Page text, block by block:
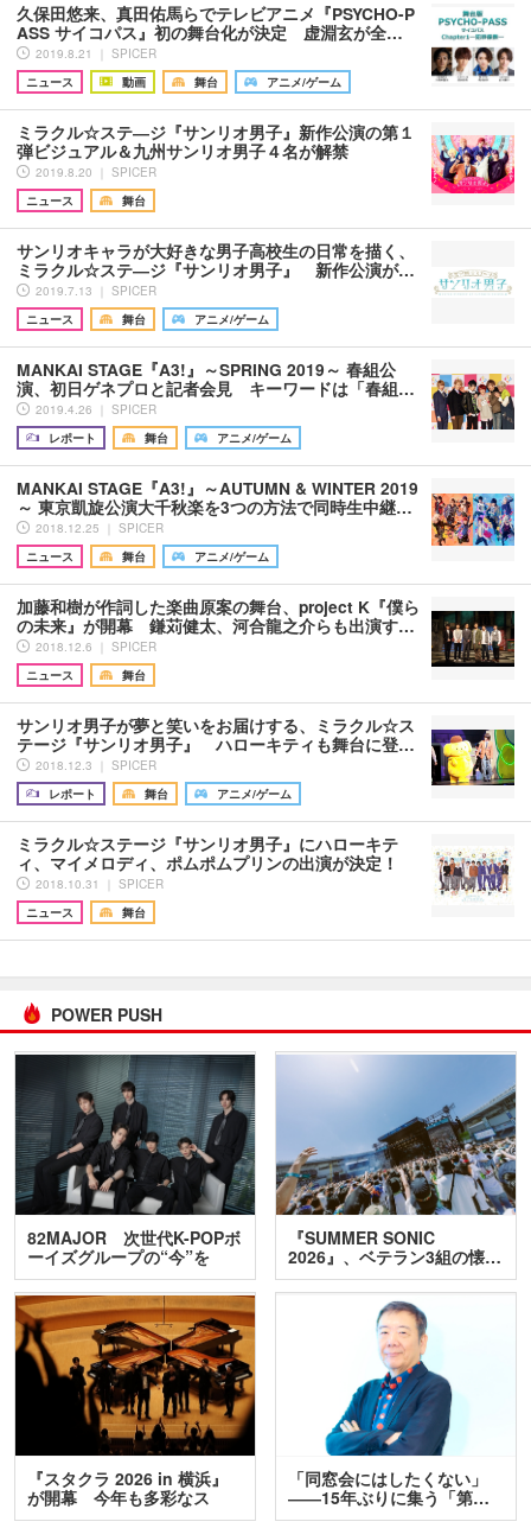
久保田悠来、真田佑馬らでテレビアニメ『PSYCHO-P
ASS サイコパス』初の舞台化が決定 虚淵玄が全…
2019.8.21 ｜ SPICER
ニュース
動画 舞台 アニメ/ゲーム
ミラクル☆ステ―ジ『サンリオ男子』新作公演の第１
弾ビジュアル＆九州サンリオ男子４名が解禁
2019.8.20 ｜ SPICER
ニュース
舞台
サンリオキャラが大好きな男子高校生の日常を描く、
ミラクル☆ステ―ジ『サンリオ男子』 新作公演が…
2019.7.13 ｜ SPICER
ニュース
舞台 アニメ/ゲーム
MANKAI STAGE『A3!』～SPRING 2019～ 春組公
演、初日ゲネプロと記者会見 キーワードは「春組…
2019.4.26 ｜ SPICER
レポート
舞台 アニメ/ゲーム
MANKAI STAGE『A3!』～AUTUMN & WINTER 2019
～ 東京凱旋公演大千秋楽を3つの方法で同時生中継…
2018.12.25 ｜ SPICER
ニュース
舞台 アニメ/ゲーム
加藤和樹が作詞した楽曲原案の舞台、project K『僕ら
の未来』が開幕 鎌苅健太、河合龍之介らも出演す…
2018.12.6 ｜ SPICER
ニュース
舞台
サンリオ男子が夢と笑いをお届けする、ミラクル☆ス
テージ『サンリオ男子』 ハローキティも舞台に登…
2018.12.3 ｜ SPICER
レポート
舞台 アニメ/ゲーム
ミラクル☆ステージ『サンリオ男子』にハローキテ
ィ、マイメロディ、ポムポムプリンの出演が決定！
2018.10.31 ｜ SPICER
ニュース
舞台
POWER PUSH
82MAJOR 次世代K-POPボ
ーイズグループの“今”を
訊…
『SUMMER SONIC
2026』、ベテラン3組の懐…
『スタクラ 2026 in 横浜』
が開幕 今年も多彩なス
テ…
「同窓会にはしたくない」
――15年ぶりに集う「第…